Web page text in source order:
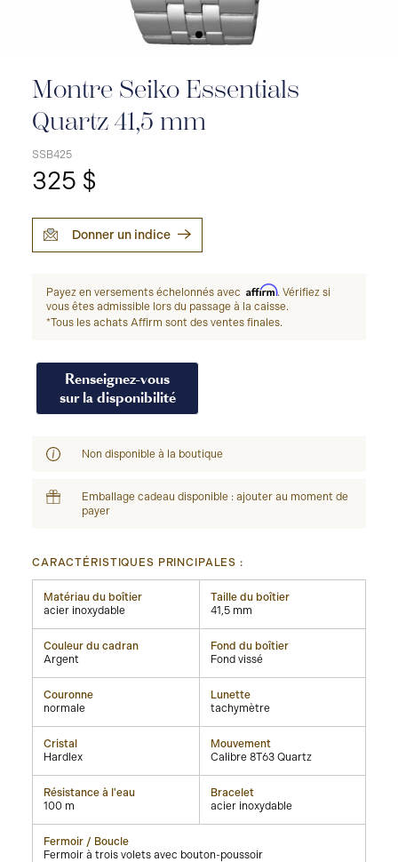
Montre Seiko Essentials
Quartz 41,5 mm
SSB425
325 $
Donner un indice
Payez en versements échelonnés avec Affirm. Vérifiez si
vous êtes admissible lors du passage à la caisse.
*Tous les achats Affirm sont des ventes finales.
Renseignez-vous
sur la disponibilité
Non disponible à la boutique
Emballage cadeau disponible : ajouter au moment de
payer
CARACTÉRISTIQUES PRINCIPALES :
Matériau du boîtier
acier inoxydable
Taille du boîtier
41,5 mm
Couleur du cadran
Argent
Fond du boîtier
Fond vissé
Couronne
normale
Lunette
tachymètre
Cristal
Hardlex
Mouvement
Calibre 8T63 Quartz
Résistance à l'eau
100 m
Bracelet
acier inoxydable
Fermoir / Boucle
Fermoir à trois volets avec bouton-poussoir